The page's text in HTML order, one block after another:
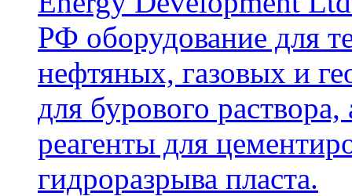
РФ оборудование для
нефтяных, газовых и
для бурового
реагенты для
гидроразрыва пласта.